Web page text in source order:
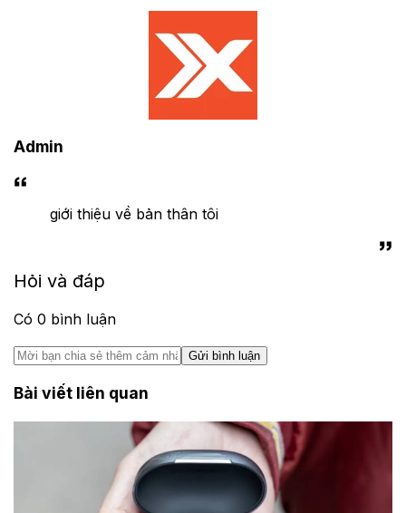
Admin
giới thiệu về bản thân tôi
Hỏi và đáp
Có 0 bình luận
Gửi bình luận
Bài viết liên quan